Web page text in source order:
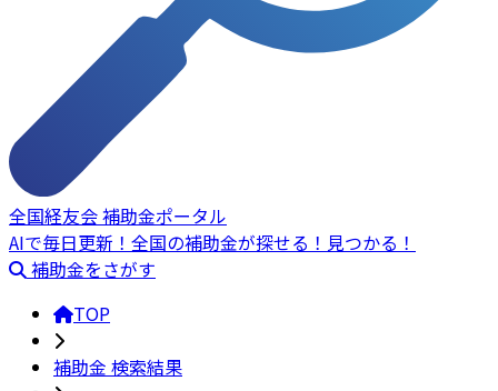
全国経友会 補助金ポータル
AIで毎日更新！全国の補助金が探せる！見つかる！
補助金をさがす
TOP
補助金 検索結果